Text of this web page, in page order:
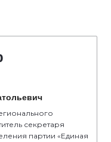
секретаря
партии «Единая